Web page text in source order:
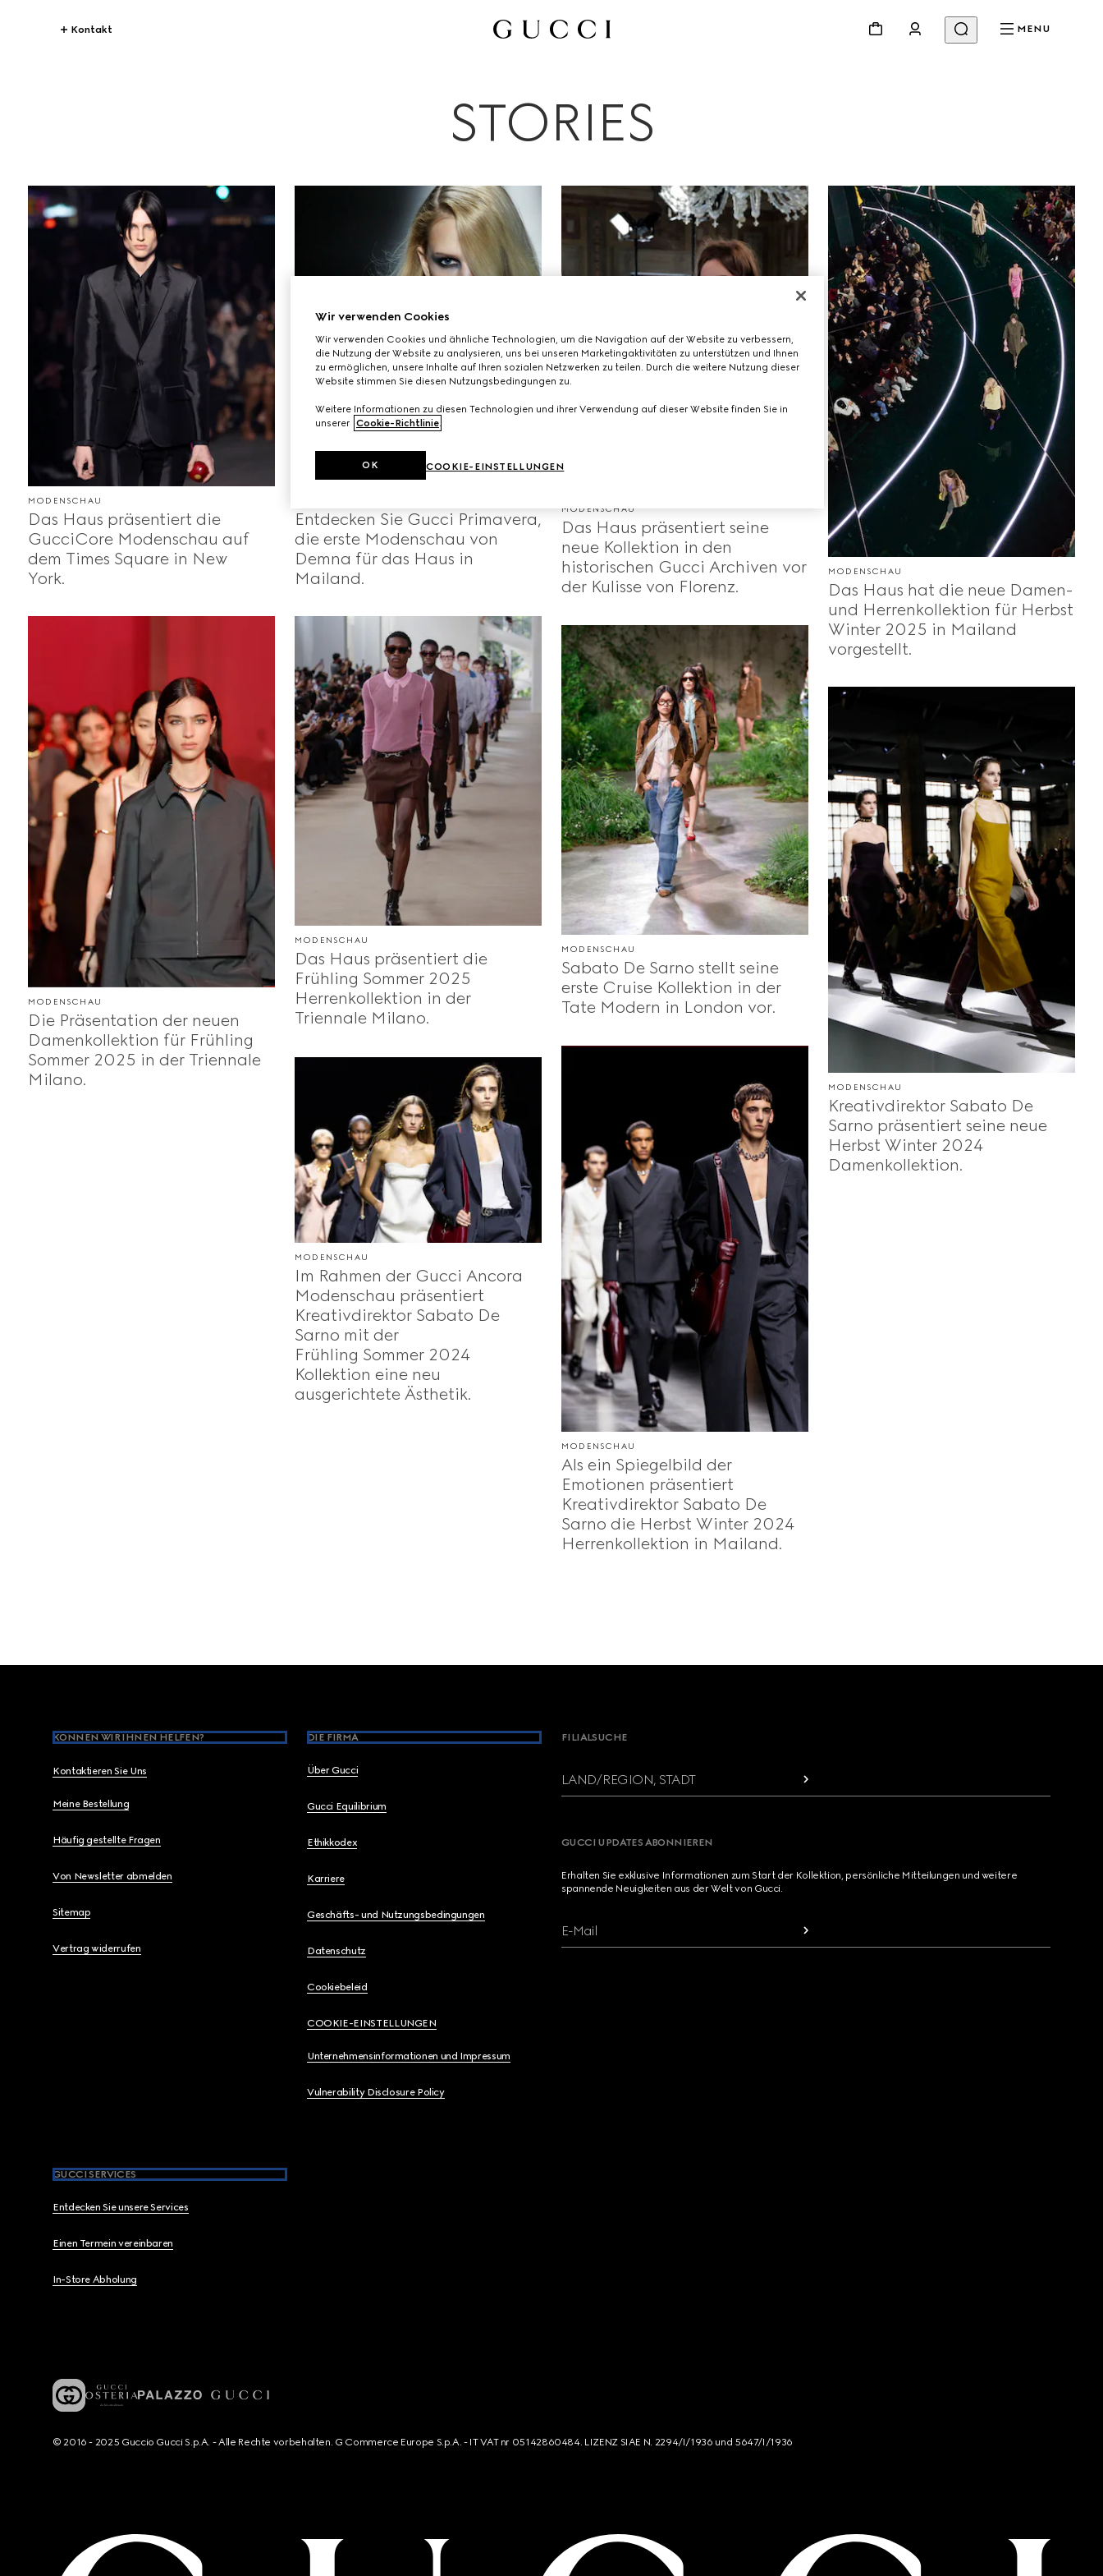
Kontakt MENU
STORIES
MODENSCHAU
Das Haus präsentiert die
GucciCore Modenschau auf
dem Times Square in New
York.
Entdecken Sie Gucci Primavera,
die erste Modenschau von
Demna für das Haus in
Mailand.
MODENSCHAU
Das Haus präsentiert seine
neue Kollektion in den
historischen Gucci Archiven vor
der Kulisse von Florenz.
MODENSCHAU
Das Haus hat die neue Damen-
und Herrenkollektion für Herbst
Winter 2025 in Mailand
vorgestellt.
MODENSCHAU
Die Präsentation der neuen
Damenkollektion für Frühling
Sommer 2025 in der Triennale
Milano.
MODENSCHAU
Das Haus präsentiert die
Frühling Sommer 2025
Herrenkollektion in der
Triennale Milano.
MODENSCHAU
Sabato De Sarno stellt seine
erste Cruise Kollektion in der
Tate Modern in London vor.
MODENSCHAU
Kreativdirektor Sabato De
Sarno präsentiert seine neue
Herbst Winter 2024
Damenkollektion.
MODENSCHAU
Als ein Spiegelbild der
Emotionen präsentiert
Kreativdirektor Sabato De
Sarno die Herbst Winter 2024
Herrenkollektion in Mailand.
MODENSCHAU
Im Rahmen der Gucci Ancora
Modenschau präsentiert
Kreativdirektor Sabato De
Sarno mit der
Frühling Sommer 2024
Kollektion eine neu
ausgerichtete Ästhetik.
Footer
KÖNNEN WIR IHNEN HELFEN?
Kontaktieren Sie Uns
Meine Bestellung
Häufig gestellte Fragen
Von Newsletter abmelden
Sitemap
Vertrag widerrufen
DIE FIRMA
Über Gucci
Gucci Equilibrium
Ethikkodex
Karriere
Geschäfts- und Nutzungsbedingungen
Datenschutz
Cookiebeleid
COOKIE-EINSTELLUNGEN
Unternehmensinformationen und Impressum
Vulnerability Disclosure Policy
GUCCI SERVICES
Entdecken Sie unsere Services
Einen Termein vereinbaren
In-Store Abholung
FILIALSUCHE
LAND/REGION, STADT
GUCCI UPDATES ABONNIEREN
Erhalten Sie exklusive Informationen zum Start der Kollektion, persönliche Mitteilungen und weitere
spannende Neuigkeiten aus der Welt von Gucci.
E-Mail
© 2016 - 2025 Guccio Gucci S.p.A. - Alle Rechte vorbehalten. G Commerce Europe S.p.A. - IT VAT nr 05142860484. LIZENZ SIAE N. 2294/I/1936 und 5647/I/1936
Wir verwenden Cookies
Wir verwenden Cookies und ähnliche Technologien, um die Navigation auf der Website zu verbessern,
die Nutzung der Website zu analysieren, uns bei unseren Marketingaktivitäten zu unterstützen und Ihnen
zu ermöglichen, unsere Inhalte auf Ihren sozialen Netzwerken zu teilen. Durch die weitere Nutzung dieser
Website stimmen Sie diesen Nutzungsbedingungen zu.
Weitere Informationen zu diesen Technologien und ihrer Verwendung auf dieser Website finden Sie in
unserer Cookie-Richtlinie.
COOKIE-EINSTELLUNGEN
OK